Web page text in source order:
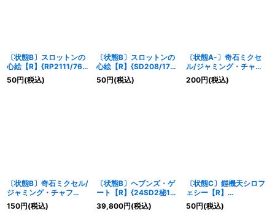
〔状態B〕スロットンの
心絵【R】{RP2111/76}
《光》
50円(税込)
〔状態B〕スロットンの
心絵【R】{SD208/17}
《光》
50円(税込)
〔状態A-〕奇石ミクセ
ル/ジャミング・チャフ
【R】{22BD215/17}
《光》
200円(税込)
〔状態B〕奇石ミクセル/
ジャミング・チャフ
【R】{RP21T5/T20}
《光》
150円(税込)
〔状態B〕ヘブンズ・ゲ
ート【R】{24SD2秘1/
秘1}《光》
39,800円(税込)
〔状態C〕鎧機天シロフ
ェシー【R】
{23RP411/74}《光》
50円(税込)